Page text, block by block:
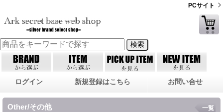
PCサイト
ログイン 新規登録はこちら お問い合せ
Other/その他 一覧